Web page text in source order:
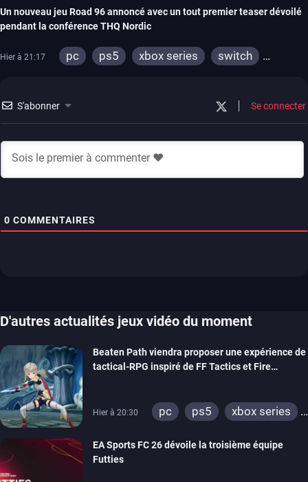
Un nouveau jeu Road 96 annoncé avec un tout premier teaser dévoilé
pendant la conférence THQ Nordic
Hier à 21:17 pc ps5 xbox series
switch
S'abonner Se connecter
0 COMMENTAIRES
D'autres actualités jeux vidéo du moment
Beaten Path viendra proposer une expérience de
tactical-RPG inspiré de FF Tactics et Fire
Hier à 20:30 pc ps5
xbox series
EA Sports FC 26 dévoile la troisième équipe
Futties